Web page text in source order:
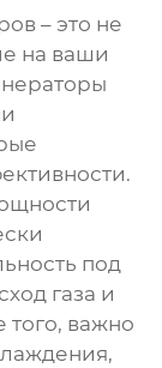
– это не
на ваши
под
газа и
важно